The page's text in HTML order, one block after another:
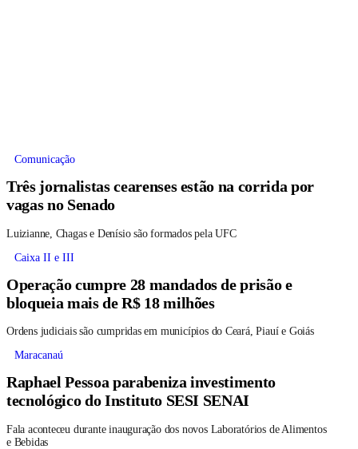
Comunicação
Três jornalistas cearenses estão na corrida por
vagas no Senado
Luizianne, Chagas e Denísio são formados pela UFC
Caixa II e III
Operação cumpre 28 mandados de prisão e
bloqueia mais de R$ 18 milhões
Ordens judiciais são cumpridas em municípios do Ceará, Piauí e Goiás
Maracanaú
Raphael Pessoa parabeniza investimento
tecnológico do Instituto SESI SENAI
Fala aconteceu durante inauguração dos novos Laboratórios de Alimentos
e Bebidas